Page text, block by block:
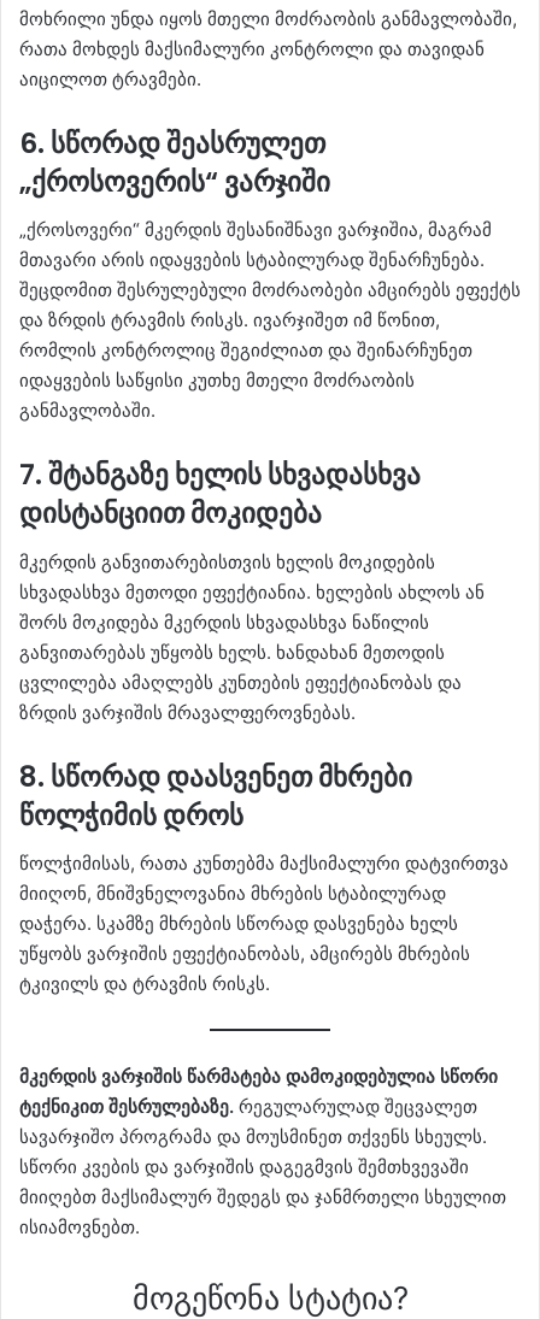
მოხრილი უნდა იყოს მთელი მოძრაობის განმავლობაში,
რათა მოხდეს მაქსიმალური კონტროლი და თავიდან
აიცილოთ ტრავმები.
6. სწორად შეასრულეთ
„ქროსოვერის“ ვარჯიში
„ქროსოვერი“ მკერდის შესანიშნავი ვარჯიშია, მაგრამ
მთავარი არის იდაყვების სტაბილურად შენარჩუნება.
შეცდომით შესრულებული მოძრაობები ამცირებს ეფექტს
და ზრდის ტრავმის რისკს. ივარჯიშეთ იმ წონით,
რომლის კონტროლიც შეგიძლიათ და შეინარჩუნეთ
იდაყვების საწყისი კუთხე მთელი მოძრაობის
განმავლობაში.
7. შტანგაზე ხელის სხვადასხვა
დისტანციით მოკიდება
მკერდის განვითარებისთვის ხელის მოკიდების
სხვადასხვა მეთოდი ეფექტიანია. ხელების ახლოს ან
შორს მოკიდება მკერდის სხვადასხვა ნაწილის
განვითარებას უწყობს ხელს. ხანდახან მეთოდის
ცვლილება ამაღლებს კუნთების ეფექტიანობას და
ზრდის ვარჯიშის მრავალფეროვნებას.
8. სწორად დაასვენეთ მხრები
წოლჭიმის დროს
წოლჭიმისას, რათა კუნთებმა მაქსიმალური დატვირთვა
მიიღონ, მნიშვნელოვანია მხრების სტაბილურად
დაჭერა. სკამზე მხრების სწორად დასვენება ხელს
უწყობს ვარჯიშის ეფექტიანობას, ამცირებს მხრების
ტკივილს და ტრავმის რისკს.
მკერდის ვარჯიშის წარმატება დამოკიდებულია სწორი
ტექნიკით შესრულებაზე. რეგულარულად შეცვალეთ
სავარჯიშო პროგრამა და მოუსმინეთ თქვენს სხეულს.
სწორი კვების და ვარჯიშის დაგეგმვის შემთხვევაში
მიიღებთ მაქსიმალურ შედეგს და ჯანმრთელი სხეულით
ისიამოვნებთ.
მოგეწონა სტატია?